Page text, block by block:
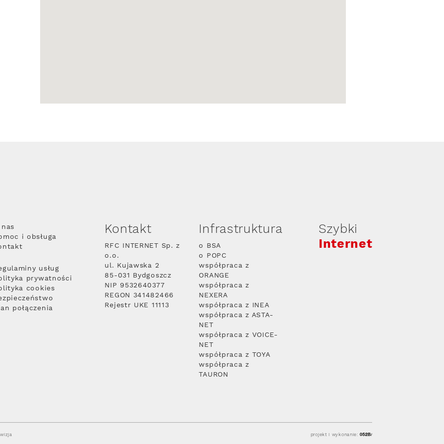
i obsługa
usług
prywatności
cookies
połączenia
Kontakt
RFC INTERNET Sp. z
o.o.
ul. Kujawska 2
85-031 Bydgoszcz
NIP 9532640377
REGON 341482466
Rejestr UKE 11113
Infrastruktura
o BSA
o POPC
współpraca z
ORANGE
współpraca z
NEXERA
współpraca z INEA
współpraca z ASTA-
NET
współpraca z VOICE-
NET
współpraca z TOYA
współpraca z
TAURON
Szybki
Internet
projekt i wykonanie: